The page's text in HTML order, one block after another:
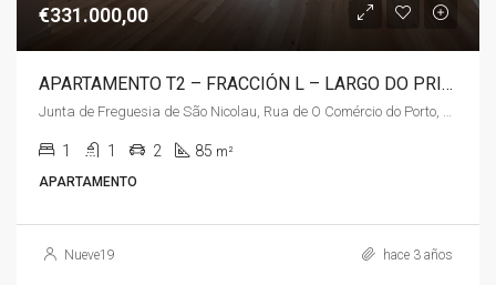
€331.000,00
APARTAMENTO T2 – FRACCIÓN L – LARGO DO PRIORADO
1 1 2 85 m²
APARTAMENTO
Nueve19 hace 3 años